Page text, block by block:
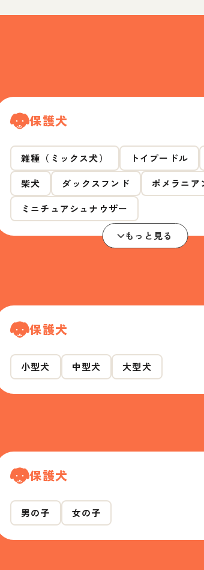
保護犬
雑種（ミックス犬） トイプードル
柴犬
ダックスフンド
ポメラニア
ミニチュアシュナウザー
もっと見る
保護犬
小型犬 中型犬 大型犬
保護犬
男の子 女の子